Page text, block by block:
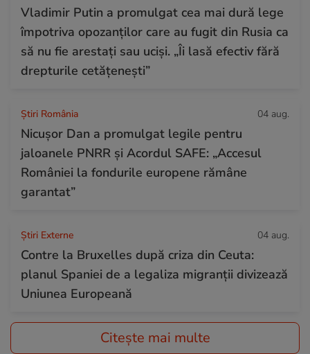
Vladimir Putin a promulgat cea mai dură lege
împotriva opozanților care au fugit din Rusia ca
să nu fie arestați sau uciși. „Îi lasă efectiv fără
drepturile cetățenești”
Știri România 04 aug.
Nicușor Dan a promulgat legile pentru
jaloanele PNRR și Acordul SAFE: „Accesul
României la fondurile europene rămâne
garantat”
Știri Externe 04 aug.
Contre la Bruxelles după criza din Ceuta:
planul Spaniei de a legaliza migranții divizează
Uniunea Europeană
Citește mai multe